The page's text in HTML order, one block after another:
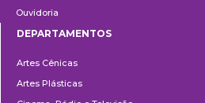
Ouvidoria
DEPARTAMENTOS
Artes Cênicas
Artes Plásticas